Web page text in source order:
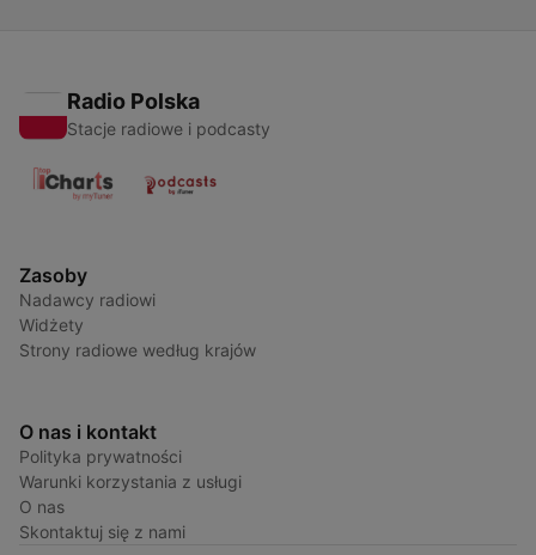
Radio Polska
Stacje radiowe i podcasty
Zasoby
Nadawcy radiowi
Widżety
Strony radiowe według krajów
O nas i kontakt
Polityka prywatności
Warunki korzystania z usługi
O nas
Skontaktuj się z nami